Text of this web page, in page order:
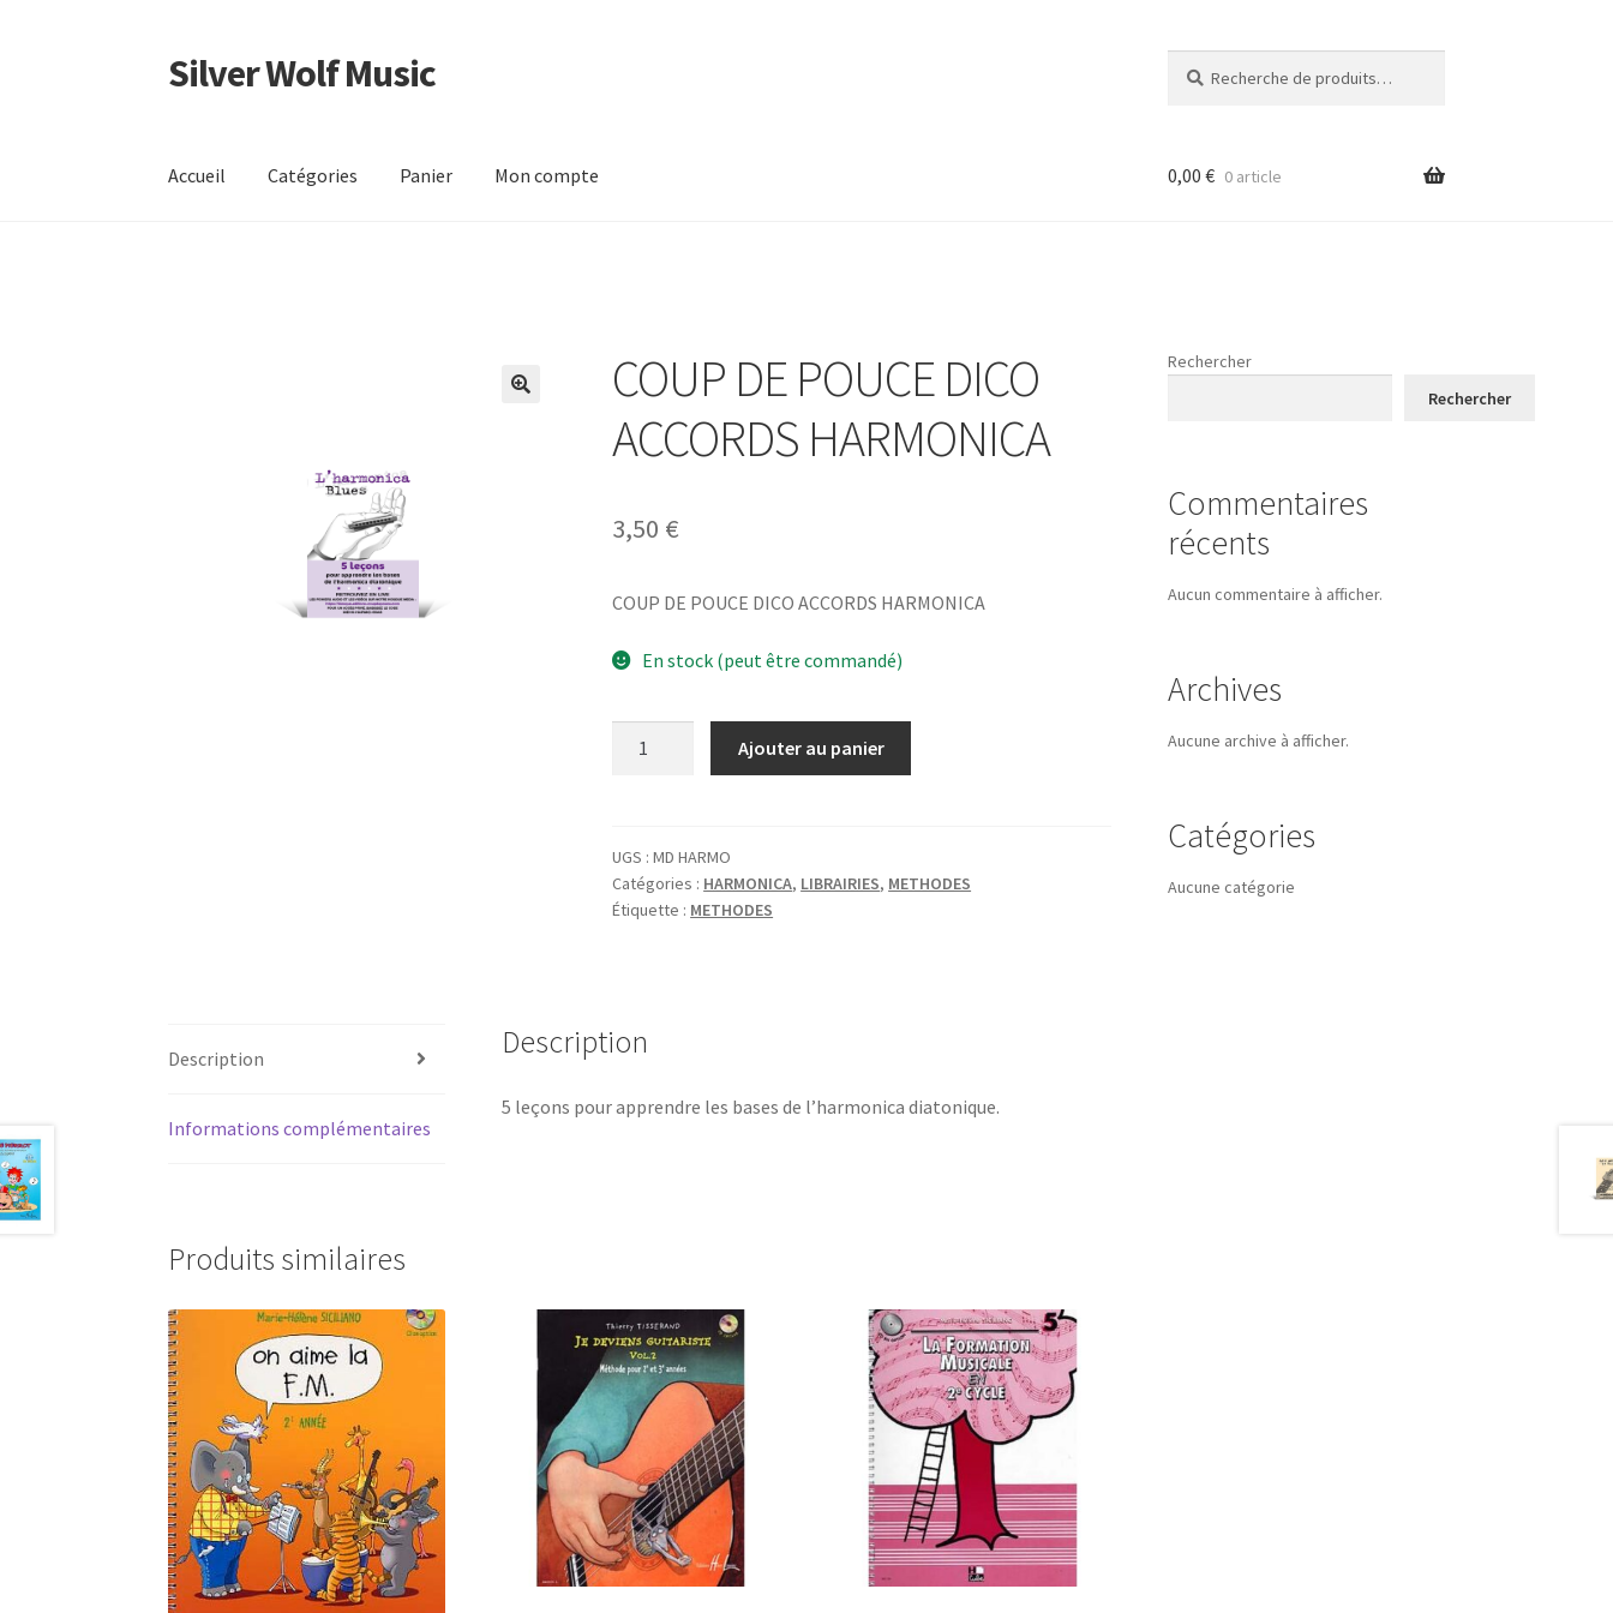
Aller
à
Aller
au
Silver Wolf Music
pour :
Accueil Catégories Panier Mon compte 0,00 € 0 article
COUP DE POUCE DICO
ACCORDS HARMONICA
3,50 €
COUP DE POUCE DICO ACCORDS HARMONICA
En stock (peut être commandé)
POUCE
DICO
ACCORDS
Ajouter au panier
UGS :MD HARMO
Catégories : HARMONICA, LIBRAIRIES, METHODES
Étiquette : METHODES
Description
Informations complémentaires
Description
5 leçons pour apprendre les bases de l’harmonica diatonique.
Produits similaires
Rechercher
Rechercher
Commentaires
récents
Aucun commentaire à afficher.
Archives
Aucune archive à afficher.
Catégories
Aucune catégorie